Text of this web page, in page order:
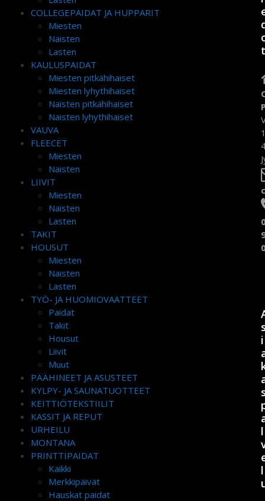
COLLEGEPAIDAT JA HUPPARIT
Miesten
Naisten
Lasten
KAULUSPAIDAT
Miesten pitkähihaiset
Miesten lyhythihaiset
Naisten pitkähihaiset
Naisten lyhythihaiset
VAUVA
FLEECET
Miesten
Naisten
LIIVIT
Miesten
Naisten
Lasten
TAKIT
HOUSUT
Miesten
Naisten
Lasten
TYÖ- JA HUOMIOVAATTEET
Paidat
Takit
Housut
Liivit
Muut
PÄÄHINEET JA ASUSTEET
KYLPY- JA SAUNATUOTTEET
KEITTIÖTEKSTIILIT
KASSIT JA REPUT
URHEILU
MONTANA
PRINTTIPAIDAT
Kaikki
Merkkipäivät
Hauskat paidat
t
i
l
l